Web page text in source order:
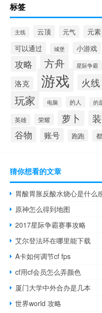
标签
主线 云顶 元气 元素
可以通过 城堡 小游戏
攻略 方舟 星际争霸
洛克 游戏 火线
玩家 电脑 的人 的
英雄 荣耀 萝卜
谷物 账号 跑跑
猜你想看的文章
胃酸胃胀反酸水烧心是什么
原神怎么得到地图
2017星际争霸赛事攻略
艾尔登法环在哪里能下载
A卡如何调节cf fps
cf用cf会员怎么弄颜色
厦门大学中外合办是几本
世界world 攻略